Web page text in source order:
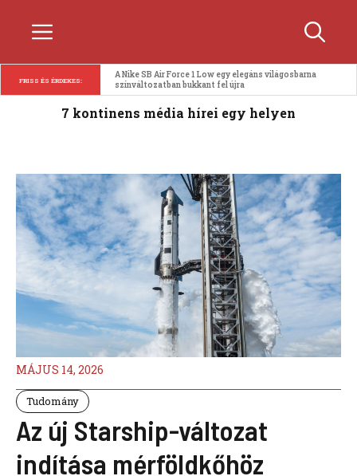
Menü
FRISS ÉS ÉRDEKES:
A Nike SB Air Force 1 Low egy elegáns világosbarna
színváltozatban bukkant fel újra
7 kontinens média hírei egy helyen
MÁJUS 14, 2026
Tudomány
Az új Starship-változat
indítása mérföldkőhöz